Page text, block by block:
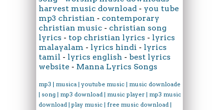
harvest music download - you tube
mp3 christian - contemporary
christian music - christian song
lyrics - top christian lyrics - lyrics
malayalam - lyrics hindi - lyrics
tamil - lyrics english - best lyrics
website - Manna Lyrics Songs
mp3 | musica | youtube music | music downloader
| song | mp3 download | music player | mp3 music
download | play music | free music download |